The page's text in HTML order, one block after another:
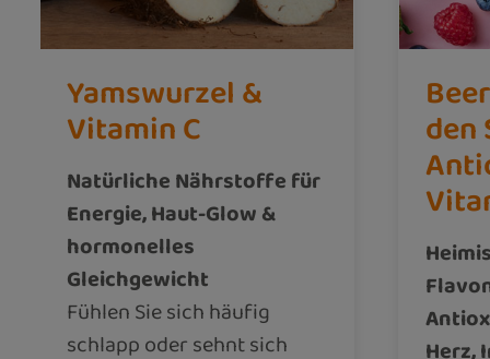
Yamswurzel &
Vitamin C
Natürliche Nährstoffe für
Energie, Haut-Glow &
hormonelles
Gleichgewicht
Fühlen Sie sich häufig
schlapp oder sehnt sich
den
Herz,